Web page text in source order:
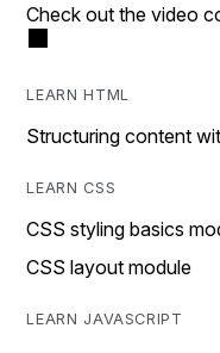
Check out the video
LEARN HTML
Structuring content
LEARN CSS
CSS styling basics
CSS layout module
LEARN JAVASCRIPT